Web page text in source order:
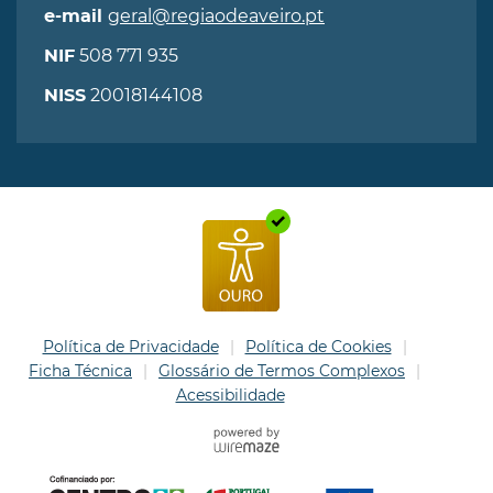
e-mail geral@regiaodeaveiro.pt
NIF 508 771 935
NISS 20018144108
Política de Privacidade
Política de Cookies
Ficha Técnica
Glossário de Termos Complexos
Acessibilidade